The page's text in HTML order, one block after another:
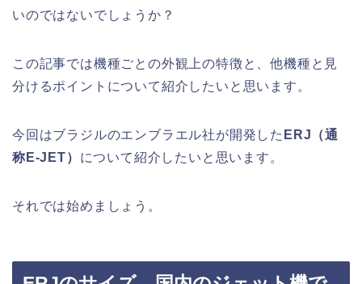
いのではないでしょうか？
この記事では機種ごとの外観上の特徴と、他機種と見
分けるポイントについて紹介したいと思います。
今回はブラジルのエンブラエル社が開発した ERJ（通
称E-JET） について紹介したいと思います。
それでは始めましょう。